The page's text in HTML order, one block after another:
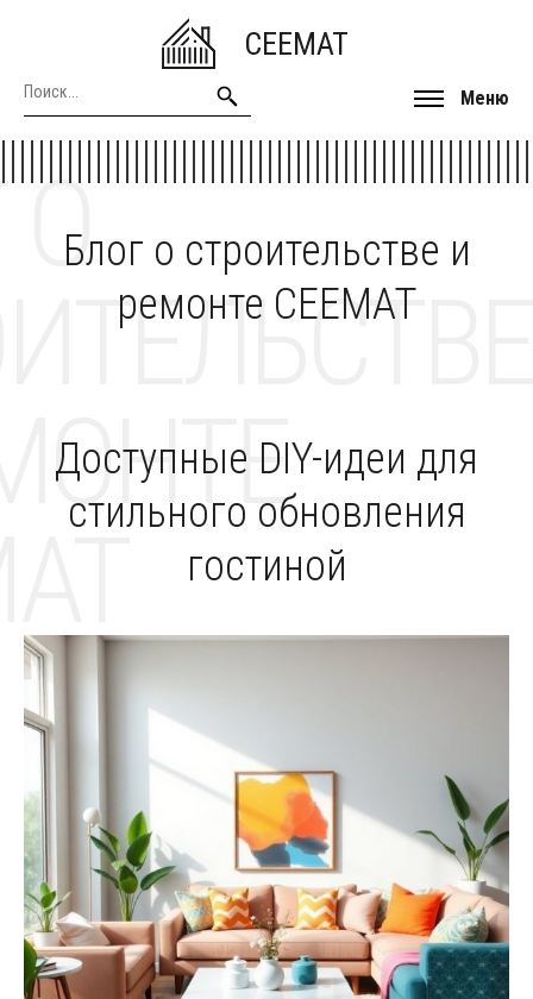
CEEMAT
Меню
Блог о строительстве и
ремонте CEEMAT
О
Доступные DIY-идеи для
стильного обновления
гостиной